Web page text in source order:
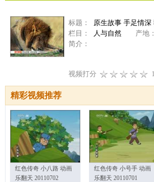
标题：
原生故事 手足情深
栏目：
人与自然 产地：
简介：
视频打分
精彩视频推荐
红色传奇 小八路 动画
乐翻天 20110702
红色传奇 小号手 动画
乐翻天 20110701